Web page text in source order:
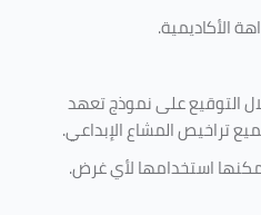
الأكاديمية.
التوقيع على نموذج تعهد
تراخيص المشاع الإبداعي.
استخدامها لأي غرض.